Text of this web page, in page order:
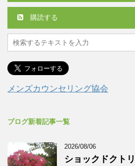
購読する
メンズカウンセリング協会
ブログ新着記事一覧
2026/08/06
ショックドクト